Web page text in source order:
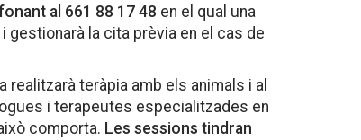
al 661 88 17 48 en el qual una
la cita prèvia en el cas de
teràpia amb els animals i al
i terapeutes especialitzades en
comporta. Les sessions tindran